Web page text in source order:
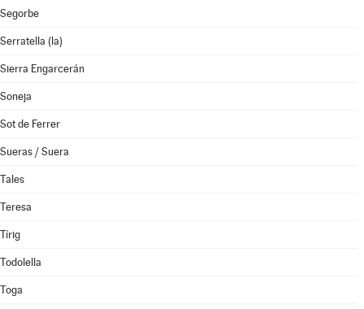
Segorbe
Serratella (la)
Sierra Engarcerán
Soneja
Sot de Ferrer
Sueras / Suera
Tales
Teresa
Tírig
Todolella
Toga